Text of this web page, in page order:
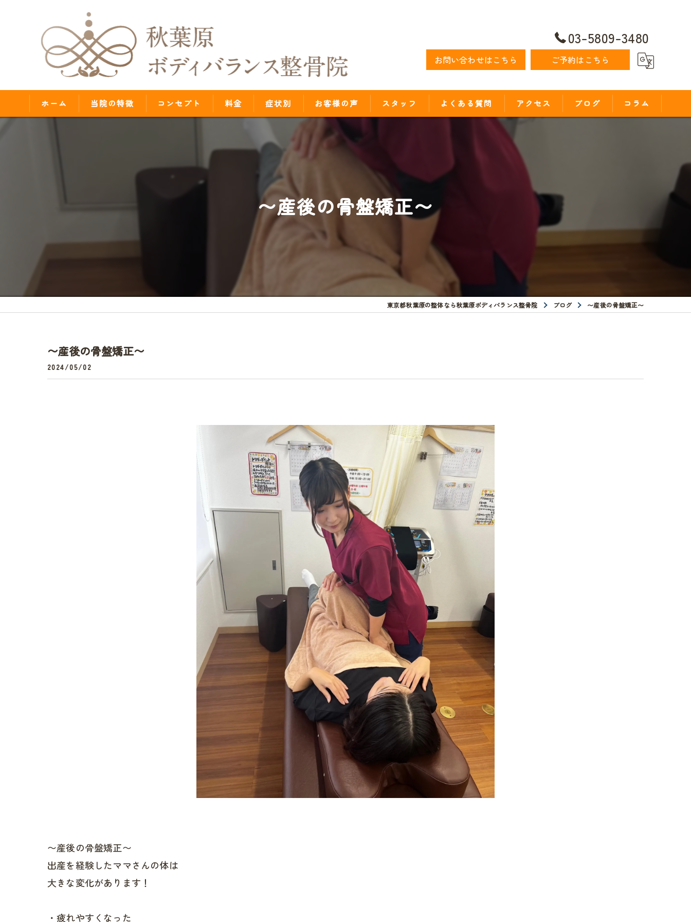
03-5809-3480
お問い合わせはこちら ご予約はこちら
ホーム 当院の特徴 コンセプト 料金 症状別 お客様の声 スタッフ よくある質問 アクセス ブログ コラム
〜産後の骨盤矯正〜
東京都秋葉原の整体なら秋葉原ボディバランス整骨院 ブログ 〜産後の骨盤矯正〜
〜産後の骨盤矯正〜
2024/05/02
〜産後の骨盤矯正〜
出産を経験したママさんの体は
大きな変化があります！
・疲れやすくなった